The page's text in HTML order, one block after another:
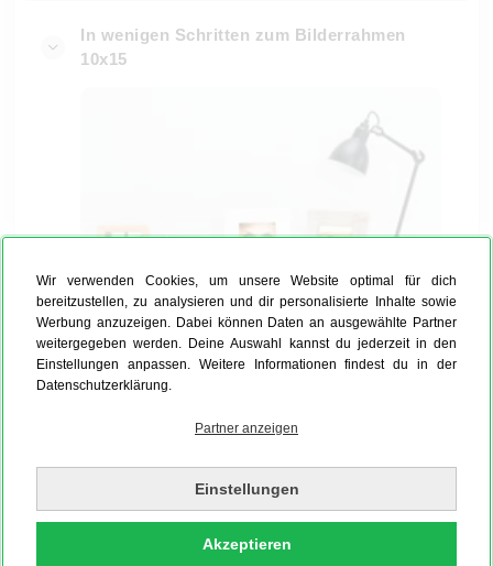
Wir verwenden Cookies, um unsere Website optimal für dich
bereitzustellen, zu analysieren und dir personalisierte Inhalte sowie
Werbung anzuzeigen. Dabei können Daten an ausgewählte Partner
weitergegeben werden. Deine Auswahl kannst du jederzeit in den
Einstellungen anpassen. Weitere Informationen findest du in der
Datenschutzerklärung.
Partner anzeigen
Einstellungen
Akzeptieren
In wenigen Schritten zum Bilderrahmen
10x15
Öffne mit einem Klick auf "Jetzt gestalten"
Entscheide ob Du Deinen Bilderrahmen
mit oder ohne Bildgestalten möchtest
Wähle unter "Material & Rahmen" Deine
Wunsch-Umrahmung aus